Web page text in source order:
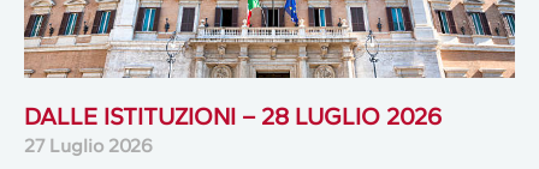
DALLE ISTITUZIONI – 28 LUGLIO 2026
27 Luglio 2026